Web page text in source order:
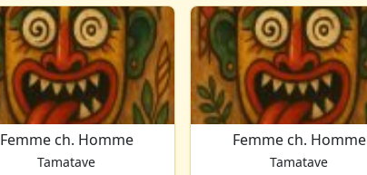
Femme ch. Homme
Tamatave
Femme ch. Homme
Tamatave